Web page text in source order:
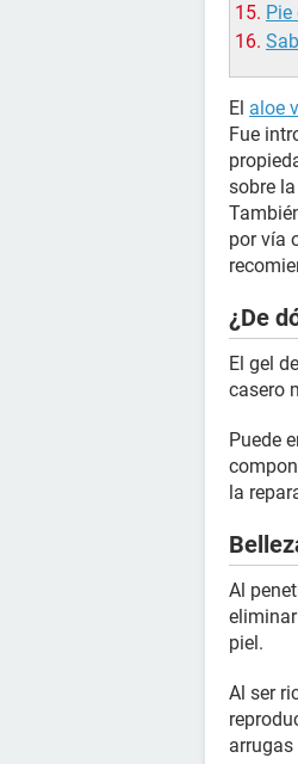
Pie
El aloe
Fue
sobre
por vía
¿De
El gel
casero
Puede
la
Al
piel.
Al ser